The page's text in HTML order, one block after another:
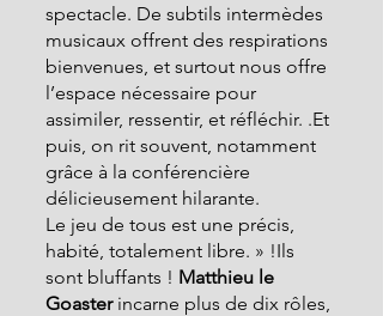
spectacle. De subtils intermèdes
musicaux offrent des respirations
bienvenues, et surtout nous offre
l’espace nécessaire pour
assimiler, ressentir, et réfléchir. .Et
puis, on rit souvent, notamment
grâce à la conférencière
délicieusement hilarante.
Le jeu de tous est une précis,
habité, totalement libre. » !Ils
sont bluffants ! Matthieu le
Goaster incarne plus de dix rôles,